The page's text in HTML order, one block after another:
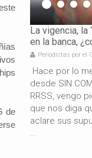
de
es
La vigencia, la
en la banca,
Periodistas por el
Hace por lo
desde SIN
RRSS, vengo
que nos diga
aclare sus
...